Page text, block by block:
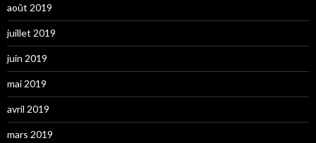
août 2019
juillet 2019
juin 2019
mai 2019
avril 2019
mars 2019